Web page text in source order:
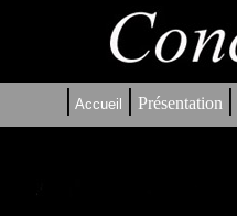
| Accueil | Présentation |